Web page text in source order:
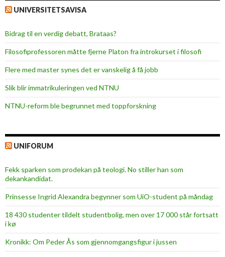
UNIVERSITETSAVISA
Bidrag til en verdig debatt, Brataas?
Filosofiprofessoren måtte fjerne Platon fra introkurset i filosofi
Flere med master synes det er vanskelig å få jobb
Slik blir immatrikuleringen ved NTNU
NTNU-reform ble begrunnet med toppforskning
UNIFORUM
Fekk sparken som prodekan på teologi. No stiller han som
dekankandidat.
Prinsesse Ingrid Alexandra begynner som UiO-student på måndag
18 430 studenter tildelt studentbolig, men over 17 000 står fortsatt
i kø
Kronikk: Om Peder Ås som gjennomgangsfigur i jussen